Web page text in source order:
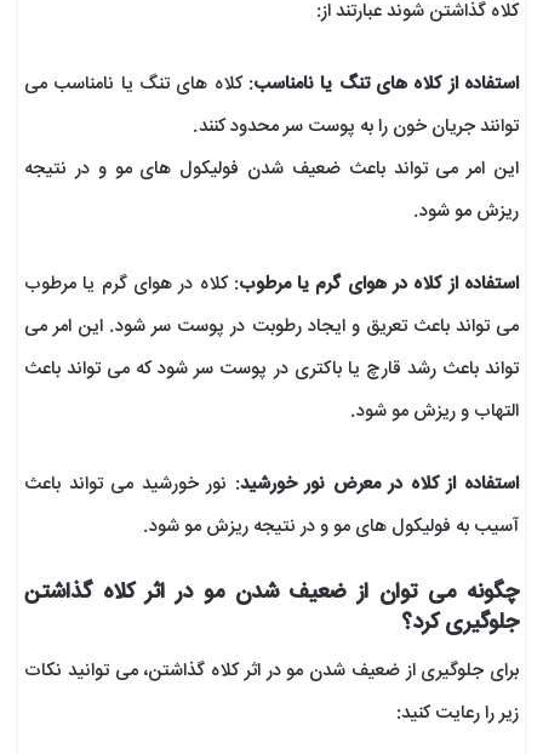
کلاه گذاشتن شوند عبارتند از:
استفاده از کلاه های تنگ یا نامناسب: کلاه های تنگ یا نامناسب می
توانند جریان خون را به پوست سر محدود کنند.
این امر می تواند باعث ضعیف شدن فولیکول های مو و در نتیجه
ریزش مو شود.
استفاده از کلاه در هوای گرم یا مرطوب: کلاه در هوای گرم یا مرطوب
می تواند باعث تعریق و ایجاد رطوبت در پوست سر شود. این امر می
تواند باعث رشد قارچ یا باکتری در پوست سر شود که می تواند باعث
التهاب و ریزش مو شود.
استفاده از کلاه در معرض نور خورشید: نور خورشید می تواند باعث
آسیب به فولیکول های مو و در نتیجه ریزش مو شود.
چگونه می توان از ضعیف شدن مو در اثر کلاه گذاشتن
جلوگیری کرد؟
برای جلوگیری از ضعیف شدن مو در اثر کلاه گذاشتن، می توانید نکات
زیر را رعایت کنید: